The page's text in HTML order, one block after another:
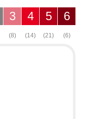
6
(6)
5
(21)
4
(14)
3
(8)